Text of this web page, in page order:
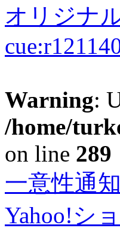
オリジナ
Warning:
/home/
on line 289
一意性通
Yahoo!シ